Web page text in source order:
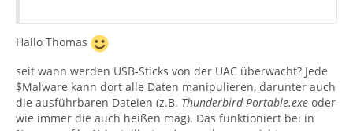
Hallo Thomas
seit wann werden USB-Sticks von der UAC überwacht? Jede
$Malware kann dort alle Daten manipulieren, darunter auch
die ausführbaren Dateien (z.B. Thunderbird-Portable.exe oder
wie immer die auch heißen mag). Das funktioniert bei in